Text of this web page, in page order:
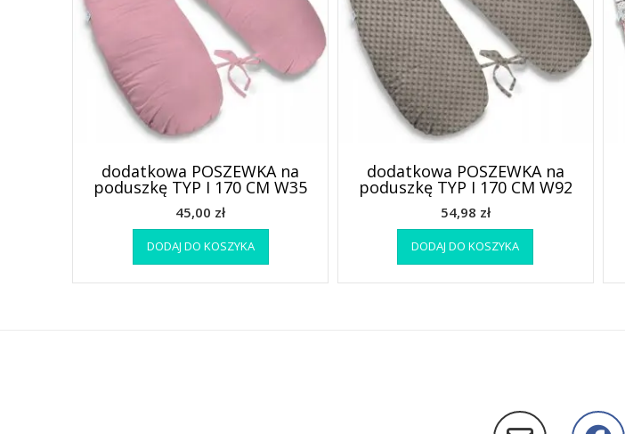
dodatkowa POSZEWKA na
poduszkę TYP I 170 CM W35
45,00 zł
DODAJ DO KOSZYKA
dodatkowa POSZEWKA na
poduszkę TYP I 170 CM W92
54,98 zł
DODAJ DO KOSZYKA